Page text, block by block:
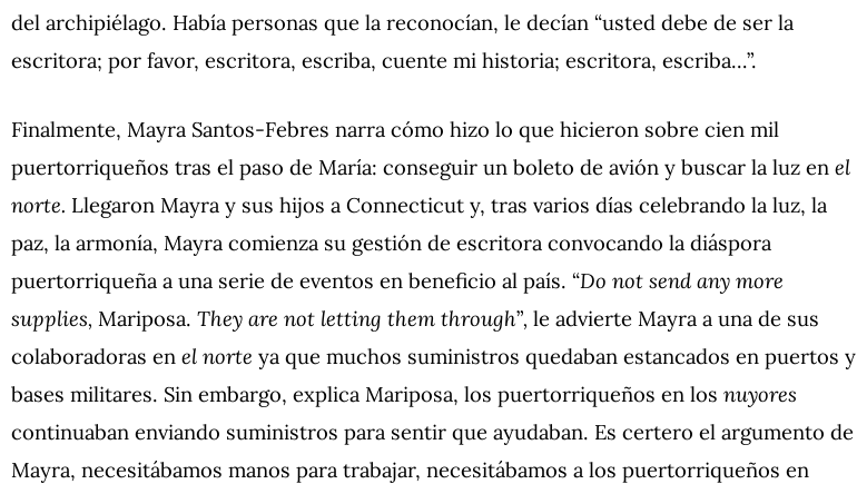
del archipiélago. Había personas que la reconocían, le decían “usted debe de ser la
escritora; por favor, escritora, escriba, cuente mi historia; escritora, escriba…”.
Finalmente, Mayra Santos-Febres narra cómo hizo lo que hicieron sobre cien mil
puertorriqueños tras el paso de María: conseguir un boleto de avión y buscar la luz en el
norte. Llegaron Mayra y sus hijos a Connecticut y, tras varios días celebrando la luz, la
paz, la armonía, Mayra comienza su gestión de escritora convocando la diáspora
puertorriqueña a una serie de eventos en beneficio al país. “Do not send any more
supplies, Mariposa. They are not letting them through”, le advierte Mayra a una de sus
colaboradoras en el norte ya que muchos suministros quedaban estancados en puertos y
bases militares. Sin embargo, explica Mariposa, los puertorriqueños en los nuyores
continuaban enviando suministros para sentir que ayudaban. Es certero el argumento de
Mayra, necesitábamos manos para trabajar, necesitábamos a los puertorriqueños en